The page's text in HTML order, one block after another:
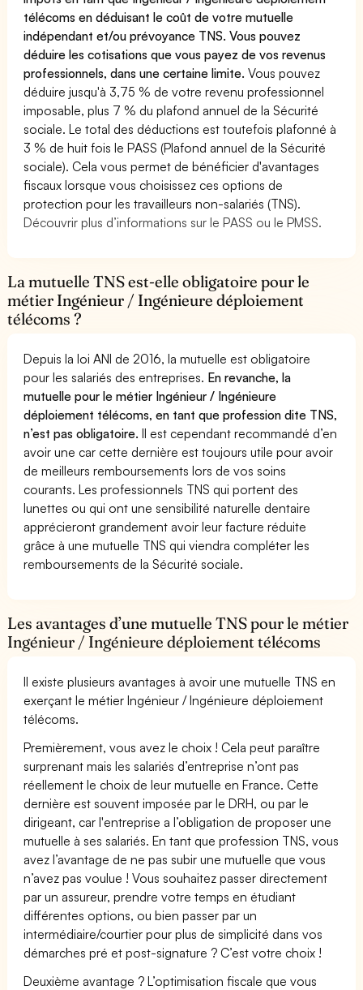
télécoms en déduisant le coût de votre mutuelle
indépendant et/ou prévoyance TNS. Vous pouvez
déduire les cotisations que vous payez de vos revenus
professionnels, dans une certaine limite.Vous pouvez
déduire jusqu'à 3,75 % de votre revenu professionnel
imposable, plus 7 % du plafond annuel de la Sécurité
sociale. Le total des déductions est toutefois plafonné à
3 % de huit fois le PASS (Plafond annuel de la Sécurité
sociale). Cela vous permet de bénéficier d'avantages
fiscaux lorsque vous choisissez ces options de
protection pour les travailleurs non-salariés (TNS).
Découvrir plus d’informations sur le PASS ou le PMSS.
La mutuelle TNS est-elle obligatoire pour le
métier Ingénieur / Ingénieure déploiement
télécoms ?
Depuis la loi ANI de 2016, la mutuelle est obligatoire
pour les salariés des entreprises. En revanche, la
mutuelle pour le métier Ingénieur / Ingénieure
déploiement télécoms, en tant que profession dite TNS,
n’est pas obligatoire.Il est cependant recommandé d’en
avoir une car cette dernière est toujours utile pour avoir
de meilleurs remboursements lors de vos soins
courants. Les professionnels TNS qui portent des
lunettes ou qui ont une sensibilité naturelle dentaire
apprécieront grandement avoir leur facture réduite
grâce à une mutuelle TNS qui viendra compléter les
remboursements de la Sécurité sociale.
Les avantages d’une mutuelle TNS pour le métier
Ingénieur / Ingénieure déploiement télécoms
Il existe plusieurs avantages à avoir une mutuelle TNS en
exerçant le métier Ingénieur / Ingénieure déploiement
télécoms.
Premièrement, vous avez le choix ! Cela peut paraître
surprenant mais les salariés d’entreprise n’ont pas
réellement le choix de leur mutuelle en France. Cette
dernière est souvent imposée par le DRH, ou par le
dirigeant, car l'entreprise a l’obligation de proposer une
mutuelle à ses salariés. En tant que profession TNS, vous
avez l’avantage de ne pas subir une mutuelle que vous
n’avez pas voulue ! Vous souhaitez passer directement
par un assureur, prendre votre temps en étudiant
différentes options, ou bien passer par un
intermédiaire/courtier pour plus de simplicité dans vos
démarches pré et post-signature ? C’est votre choix !
Deuxième avantage ? L’optimisation fiscale que vous